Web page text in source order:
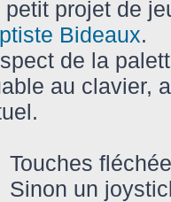
petit projet de
Bideaux.
de la
au clavier,
Touches
Sinon un